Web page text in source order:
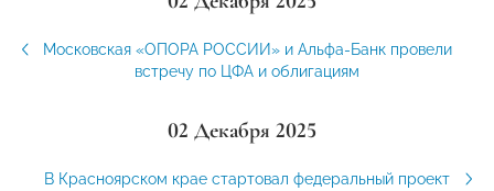
Московская «ОПОРА РОССИИ» и Альфа-Банк провели
встречу по ЦФА и облигациям
02 Декабря 2025
В Красноярском крае стартовал федеральный проект